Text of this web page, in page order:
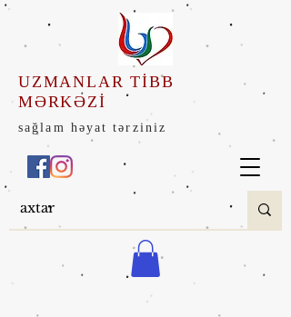
UZMANLAR TİBB
MƏRKƏZİ
sağlam həyat tərziniz